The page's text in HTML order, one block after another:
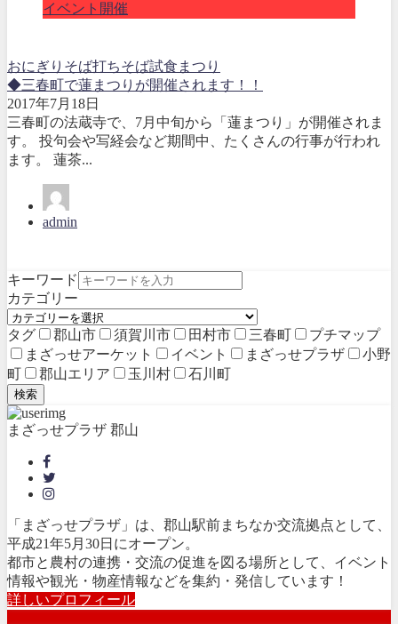
イベント開催
おにぎり そば打ちそば試食 まつり
◆三春町で蓮まつりが開催されます！！
2017年7月18日
三春町の法蔵寺で、7月中旬から「蓮まつり」が開催されま
す。 投句会や写経会など期間中、たくさんの行事が行われ
ます。 蓮茶...
admin
キーワード
カテゴリー
タグ 郡山市 須賀川市 田村市 三春町
プチマップ
まざっせアーケット
イベント まざっせプラザ
小野
町
郡山エリア 玉川村 石川町
検索
まざっせプラザ 郡山
「まざっせプラザ」は、郡山駅前まちなか交流拠点として、
平成21年5月30日にオープン。
都市と農村の連携・交流の促進を図る場所として、イベント
情報や観光・物産情報などを集約・発信しています！
詳しいプロフィール